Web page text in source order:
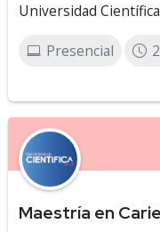
Universidad
Presencial
Maestría en